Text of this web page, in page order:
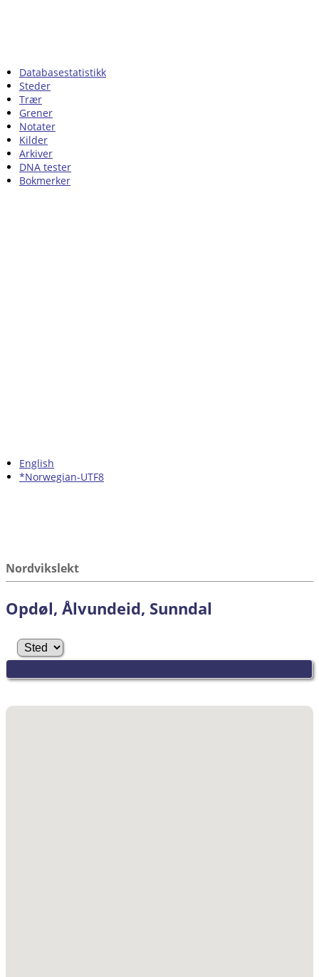
Databasestatistikk
Steder
Trær
Grener
Notater
Kilder
Arkiver
DNA tester
Bokmerker
English
*Norwegian-UTF8
Nordvikslekt
Opdøl, Ålvundeid, Sunndal